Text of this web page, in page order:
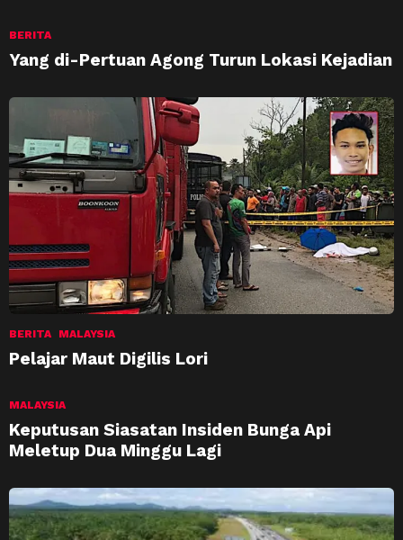
BERITA
Yang di-Pertuan Agong Turun Lokasi Kejadian
BERITA MALAYSIA
Pelajar Maut Digilis Lori
MALAYSIA
Keputusan Siasatan Insiden Bunga Api
Meletup Dua Minggu Lagi